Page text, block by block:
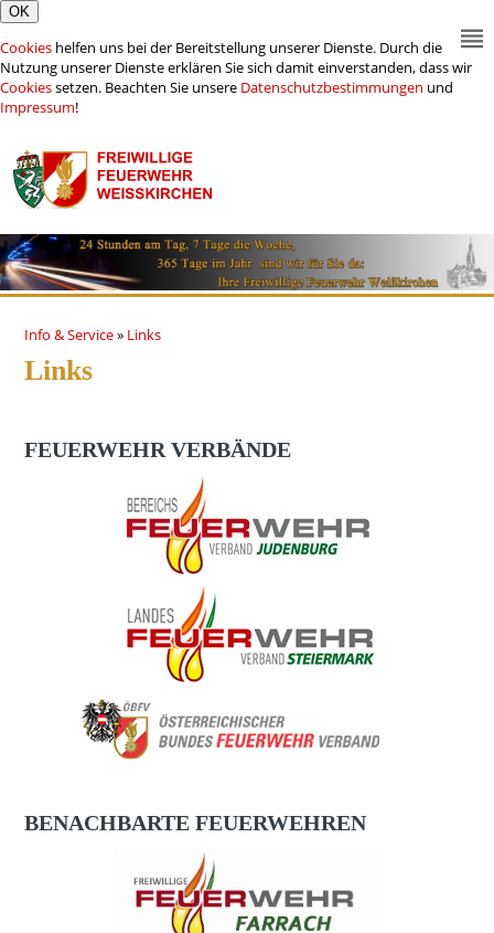
Cookies helfen uns bei der Bereitstellung unserer Dienste. Durch die
Nutzung unserer Dienste erklären Sie sich damit einverstanden, dass wir
Cookiessetzen. Beachten Sie unsere Datenschutzbestimmungen und
Impressum!
Info & Service» Links
Links
FEUERWEHR VERBÄNDE
BENACHBARTE FEUERWEHREN